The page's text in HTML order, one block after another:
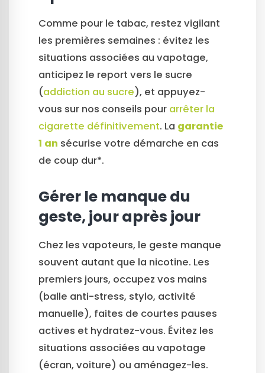
Comme pour le tabac, restez vigilant
les premières semaines : évitez les
situations associées au vapotage,
anticipez le report vers le sucre
(addiction au sucre), et appuyez-
vous sur nos conseils pour arrêter la
cigarette définitivement. La garantie
1 an sécurise votre démarche en cas
de coup dur*.
Gérer le manque du
geste, jour après jour
Chez les vapoteurs, le geste manque
souvent autant que la nicotine. Les
premiers jours, occupez vos mains
(balle anti-stress, stylo, activité
manuelle), faites de courtes pauses
actives et hydratez-vous. Évitez les
situations associées au vapotage
(écran, voiture) ou aménagez-les.